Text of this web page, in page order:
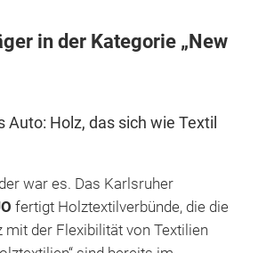
in der Kategorie „New
Auto: Holz, das sich wie Textil
war es. Das Karlsruher
fertigt Holztextilverbünde, die die
mit der Flexibilität von Textilien